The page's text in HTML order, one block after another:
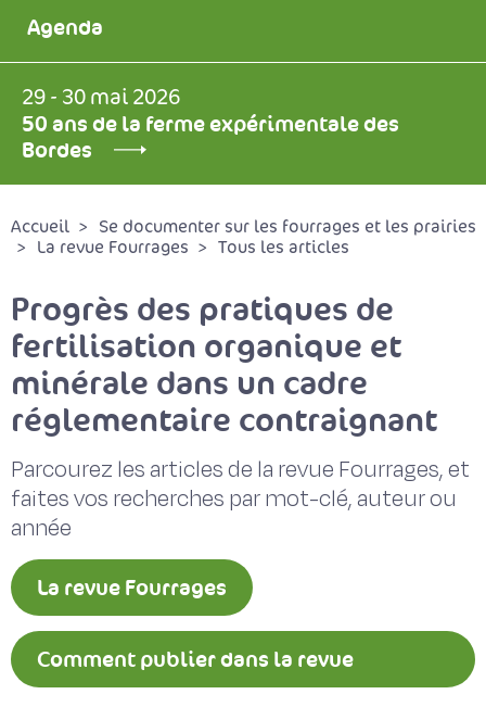
Agenda
29 - 30 mai 2026
50 ans de la ferme expérimentale des
Bordes
Accueil
Se documenter sur les fourrages et les prairies
La revue Fourrages
Tous les articles
Progrès des pratiques de
fertilisation organique et
minérale dans un cadre
réglementaire contraignant
Parcourez les articles de la revue Fourrages, et
faites vos recherches par mot-clé, auteur ou
année
La revue Fourrages
Comment publier dans la revue